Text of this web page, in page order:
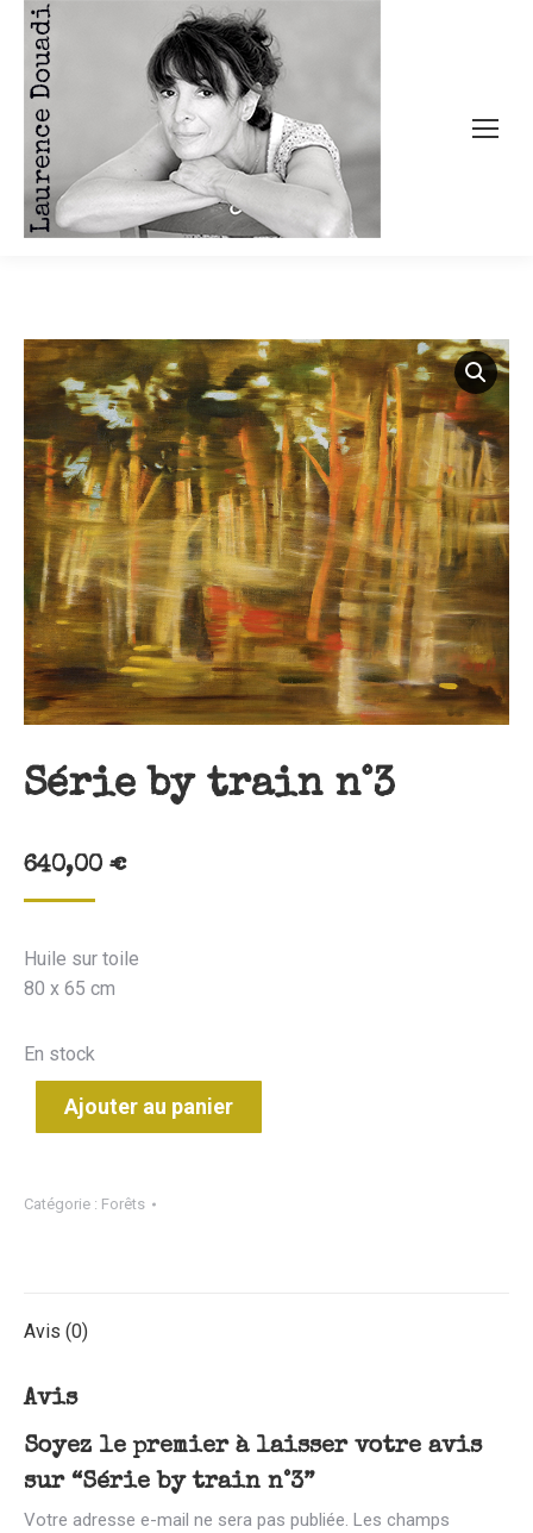
Série by train n°3
640,00 €
Huile sur toile
80 x 65 cm
En stock
Ajouter au panier
Catégorie : Forêts
Avis (0)
Avis
Soyez le premier à laisser votre avis
sur “Série by train n°3”
Votre adresse e-mail ne sera pas publiée. Les champs